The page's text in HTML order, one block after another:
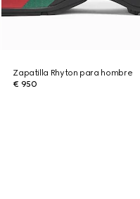
Zapatilla Rhyton para hombre
€ 950